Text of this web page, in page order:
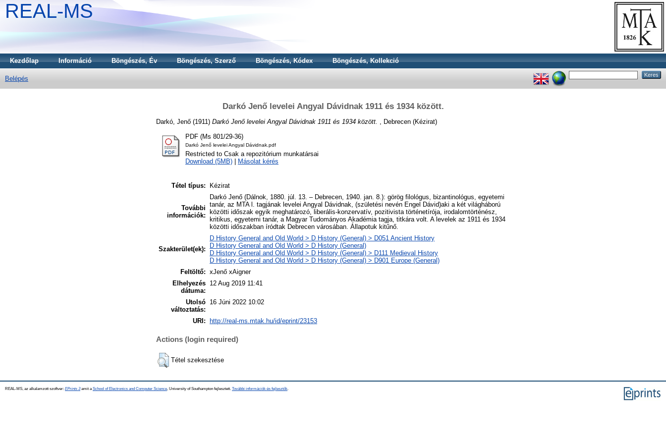
REAL-MS
Kezdőlap Információ Böngészés, Év Böngészés, Szerző Böngészés, Kódex Böngészés, Kollekció
Belépés
Darkó Jenő levelei Angyal Dávidnak 1911 és 1934 között.
Darkó, Jenő (1911) Darkó Jenő levelei Angyal Dávidnak 1911 és 1934 között. , Debrecen (Kézirat)
PDF (Ms 801/29-36)
Darkó Jenő levelei Angyal Dávidnak.pdf
Restricted to Csak a repozitórium munkatársai
Download (5MB)
Másolat kérés
Tétel típus: Kézirat
További
információk:
Darkó Jenő (Dálnok, 1880. júl. 13. – Debrecen, 1940. jan. 8.): görög filológus, bizantinológus, egyetemi
tanár, az MTA l. tagjának levelei Angyal Dávidnak, (születési nevén Engel Dávid)aki a két világháború
közötti időszak egyik meghatározó, liberális-konzervatív, pozitivista történetírója, irodalomtörténész,
kritikus, egyetemi tanár, a Magyar Tudományos Akadémia tagja, titkára volt. A levelek az 1911 és 1934
közötti időszakban íródtak Debrecen városában. Állapotuk kitűnő.
Szakterület(ek):
D History General and Old World > D History (General) > D051 Ancient History
D History General and Old World > D History (General)
D History General and Old World > D History (General) > D111 Medieval History
D History General and Old World > D History (General) > D901 Europe (General)
Feltöltő: xJenő xAigner
Elhelyezés
dátuma:
12 Aug 2019 11:41
Utolsó
változtatás:
16 Júni 2022 10:02
URI: http://real-ms.mtak.hu/id/eprint/23153
Actions (login required)
Tétel szekesztése
REAL-MS, az alkalamzott szoftver: EPrints 3amit a School of Electronics and Computer Science , University of Southampton fejlesztett. További információk és fejlesztők